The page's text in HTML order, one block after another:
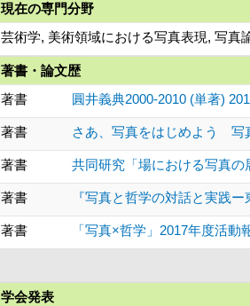
現在の専門分野
芸術学, 美術領域における写真表現, 写真
著書・論文歴
著書
圓井義典2000-2010 (単著)
著書 さあ、写真をはじめよう 写
著書 共同研究「場における写真
著書 『写真と哲学の対話と実践
著書 「写真×哲学」2017年度活
学会発表